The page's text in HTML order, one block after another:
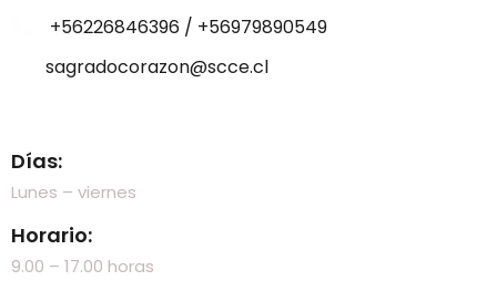
+56226846396 / +56979890549
sagradocorazon@scce.cl
Días:
Lunes – viernes
Horario:
9.00 – 17.00 horas